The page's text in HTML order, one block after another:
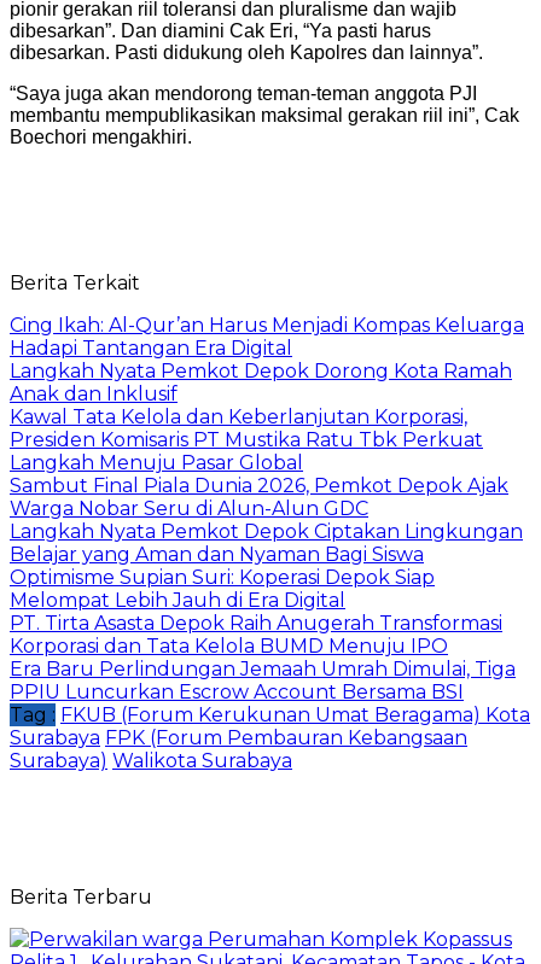
pionir gerakan riil toleransi dan pluralisme dan wajib
dibesarkan”. Dan diamini Cak Eri, “Ya pasti harus
dibesarkan. Pasti didukung oleh Kapolres dan lainnya”.
“Saya juga akan mendorong teman-teman anggota PJI
membantu mempublikasikan maksimal gerakan riil ini”, Cak
Boechori mengakhiri.
Berita Terkait
Cing Ikah: Al-Qur’an Harus Menjadi Kompas Keluarga
Hadapi Tantangan Era Digital
Langkah Nyata Pemkot Depok Dorong Kota Ramah
Anak dan Inklusif
Kawal Tata Kelola dan Keberlanjutan Korporasi,
Presiden Komisaris PT Mustika Ratu Tbk Perkuat
Langkah Menuju Pasar Global
Sambut Final Piala Dunia 2026, Pemkot Depok Ajak
Warga Nobar Seru di Alun-Alun GDC
Langkah Nyata Pemkot Depok Ciptakan Lingkungan
Belajar yang Aman dan Nyaman Bagi Siswa
Optimisme Supian Suri: Koperasi Depok Siap
Melompat Lebih Jauh di Era Digital
PT. Tirta Asasta Depok Raih Anugerah Transformasi
Korporasi dan Tata Kelola BUMD Menuju IPO
Era Baru Perlindungan Jemaah Umrah Dimulai, Tiga
PPIU Luncurkan Escrow Account Bersama BSI
Tag : FKUB (Forum Kerukunan Umat Beragama) Kota
Surabaya FPK (Forum Pembauran Kebangsaan
Surabaya) Walikota Surabaya
Berita Terbaru